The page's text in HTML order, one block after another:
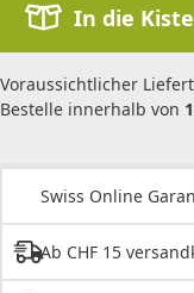
In die Kiste
Voraussichtlicher
Bestelle innerhalb von
Swiss Online
Ab CHF 15